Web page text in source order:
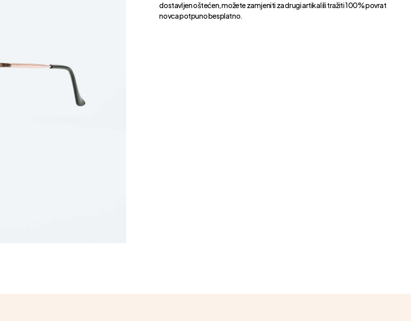
dostavljen oštećen, možete zamjeniti za drugi artikal ili tražiti 100% povrat
novca potpuno besplatno.